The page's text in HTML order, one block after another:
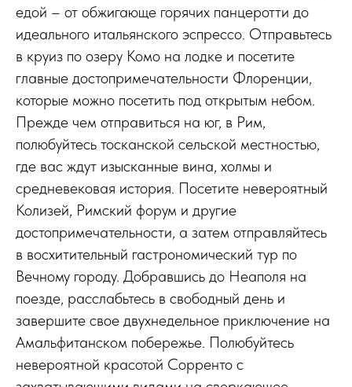
едой – от обжигающе горячих панцеротти до
идеального итальянского эспрессо. Отправьтесь
в круиз по озеру Комо на лодке и посетите
главные достопримечательности Флоренции,
которые можно посетить под открытым небом.
Прежде чем отправиться на юг, в Рим,
полюбуйтесь тосканской сельской местностью,
где вас ждут изысканные вина, холмы и
средневековая история. Посетите невероятный
Колизей, Римский форум и другие
достопримечательности, а затем отправляйтесь
в восхитительный гастрономический тур по
Вечному городу. Добравшись до Неаполя на
поезде, расслабьтесь в свободный день и
завершите свое двухнедельное приключение на
Амальфитанском побережье. Полюбуйтесь
невероятной красотой Сорренто с